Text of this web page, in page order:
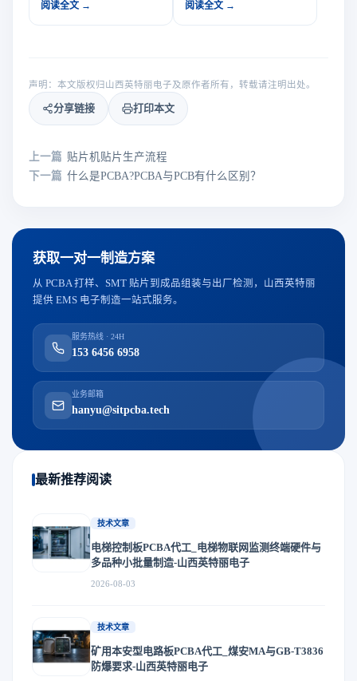
阅读全文 → 阅读全文 →
声明：本文版权归山西英特丽电子及原作者所有，转载请注明出处。
分享链接 打印本文
上一篇 贴片机贴片生产流程
下一篇 什么是PCBA?PCBA与PCB有什么区别？
获取一对一制造方案
从 PCBA 打样、SMT 贴片到成品组装与出厂检测，山西英特丽
提供 EMS 电子制造一站式服务。
服务热线 · 24H
153 6456 6958
业务邮箱
hanyu@sitpcba.tech
最新推荐阅读
技术文章
电梯控制板PCBA代工_电梯物联网监测终端硬件与
多品种小批量制造-山西英特丽电子
2026-08-03
技术文章
矿用本安型电路板PCBA代工_煤安MA与GB-T3836
防爆要求-山西英特丽电子